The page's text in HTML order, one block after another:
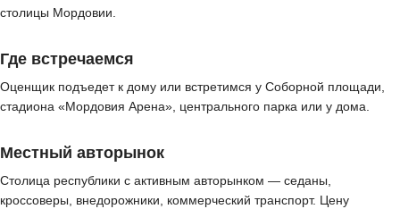
столицы Мордовии.
Где встречаемся
Оценщик подъедет к дому или встретимся у Соборной площади,
стадиона «Мордовия Арена», центрального парка или у дома.
Местный авторынок
Столица республики с активным авторынком — седаны,
кроссоверы, внедорожники, коммерческий транспорт. Цену